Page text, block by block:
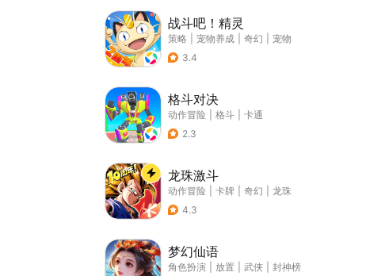
战斗吧！精灵
策略 宠物养成 奇幻
宠物
3.4
格斗对决
动作冒险 格斗
卡通
2.3
龙珠激斗
动作冒险 卡牌 奇幻
龙珠
4.3
梦幻仙语
角色扮演 放置 武侠
封神榜